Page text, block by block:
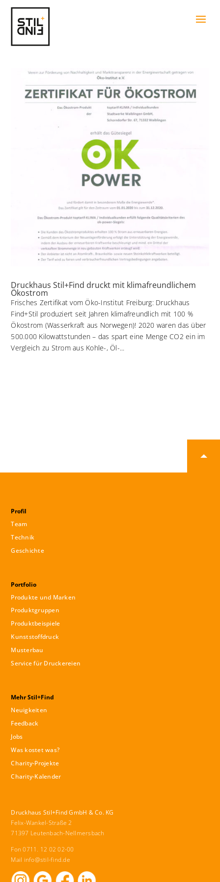
Druckhaus Stil+Find druckt mit klimafreundlichem
Ökostrom
Frisches Zertifikat vom Öko-Institut Freiburg: Druckhaus
Find+Stil produziert seit Jahren klimafreundlich mit 100 %
Ökostrom (Wasserkraft aus Norwegen)! 2020 waren das über
500.000 Kilowattstunden – das spart eine Menge CO2 ein im
Vergleich zu Strom aus Kohle-, Öl-...
Profil
Team
Technik
Geschichte
Portfolio
Produkte und Marken
Produktgruppen
Produktbeispiele
Kunststoffdruck
Musterbau
Service für Druckereien
Mehr Stil+Find
Neuigkeiten
Feedback
Jobs
Was kostet was?
Charity-Projekte
Charity-Kalender
Druckhaus Stil+Find GmbH & Co. KG
Felix-Wankel-Straße 2
71397 Leutenbach-Nellmersbach
Fon 0711. 12 02 02-00
Mail info@stil-find.de